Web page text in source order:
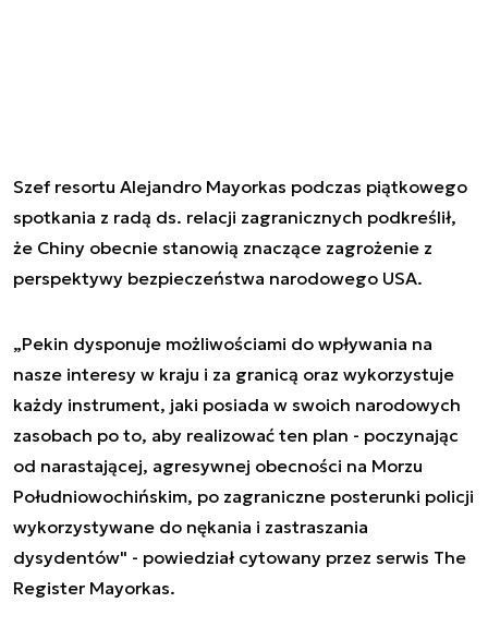
Szef resortu Alejandro Mayorkas podczas piątkowego
spotkania z radą ds. relacji zagranicznych podkreślił,
że Chiny obecnie stanowią znaczące zagrożenie z
perspektywy bezpieczeństwa narodowego USA.
„Pekin dysponuje możliwościami do wpływania na
nasze interesy w kraju i za granicą oraz wykorzystuje
każdy instrument, jaki posiada w swoich narodowych
zasobach po to, aby realizować ten plan - poczynając
od narastającej, agresywnej obecności na Morzu
Południowochińskim, po zagraniczne posterunki policji
wykorzystywane do nękania i zastraszania
dysydentów" - powiedział cytowany przez serwis The
Register Mayorkas.